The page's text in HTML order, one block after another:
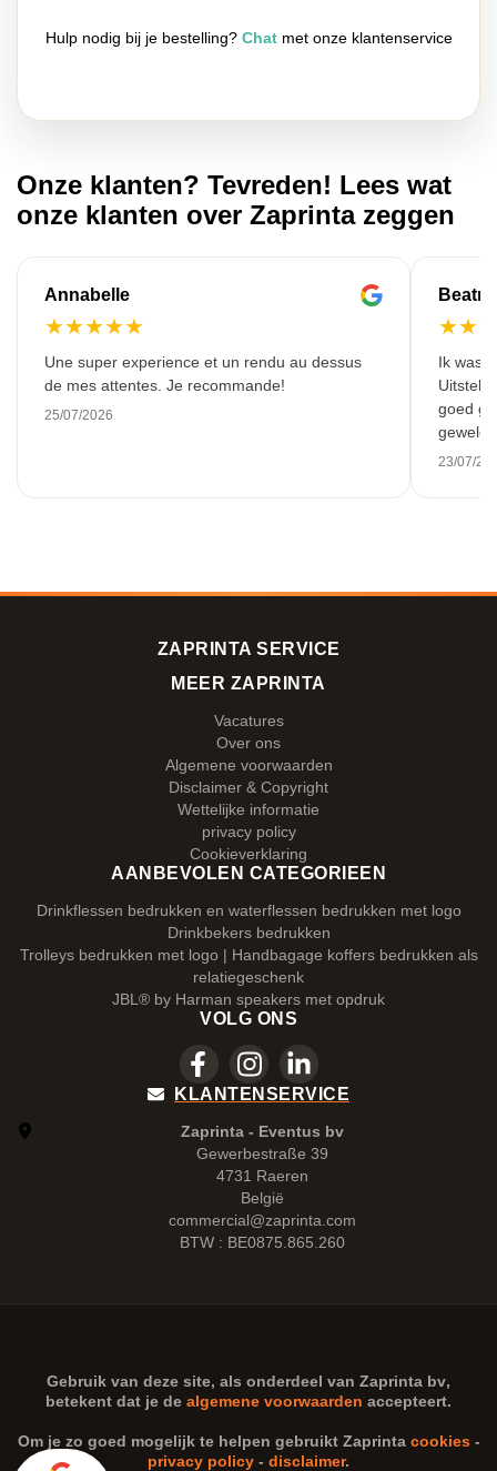
Hulp nodig bij je bestelling? Chatmet onze klantenservice
Onze klanten? Tevreden! Lees wat
onze klanten over Zaprinta zeggen
Annabelle
★★★★★
Une super experience et un rendu au dessus
de mes attentes. Je recommande!
25/07/2026
★★
Ik was
goed
23/07/
ZAPRINTA SERVICE
MEER ZAPRINTA
Vacatures
Over ons
Algemene voorwaarden
Disclaimer & Copyright
Wettelijke informatie
privacy policy
Cookieverklaring
AANBEVOLEN CATEGORIEEN
Drinkflessen bedrukken en waterflessen bedrukken met logo
Drinkbekers bedrukken
Trolleys bedrukken met logo | Handbagage koffers bedrukken als
relatiegeschenk
JBL® by Harman speakers met opdruk
VOLG ONS
KLANTENSERVICE
Zaprinta - Eventus bv
Gewerbestraße 39
4731 Raeren
België
commercial@zaprinta.com
BTW : BE0875.865.260
Gebruik van deze site, als onderdeel van Zaprinta bv,
betekent dat je de algemene voorwaarden accepteert.
Om je zo goed mogelijk te helpen gebruikt Zaprinta cookies-
privacy policy - disclaimer.